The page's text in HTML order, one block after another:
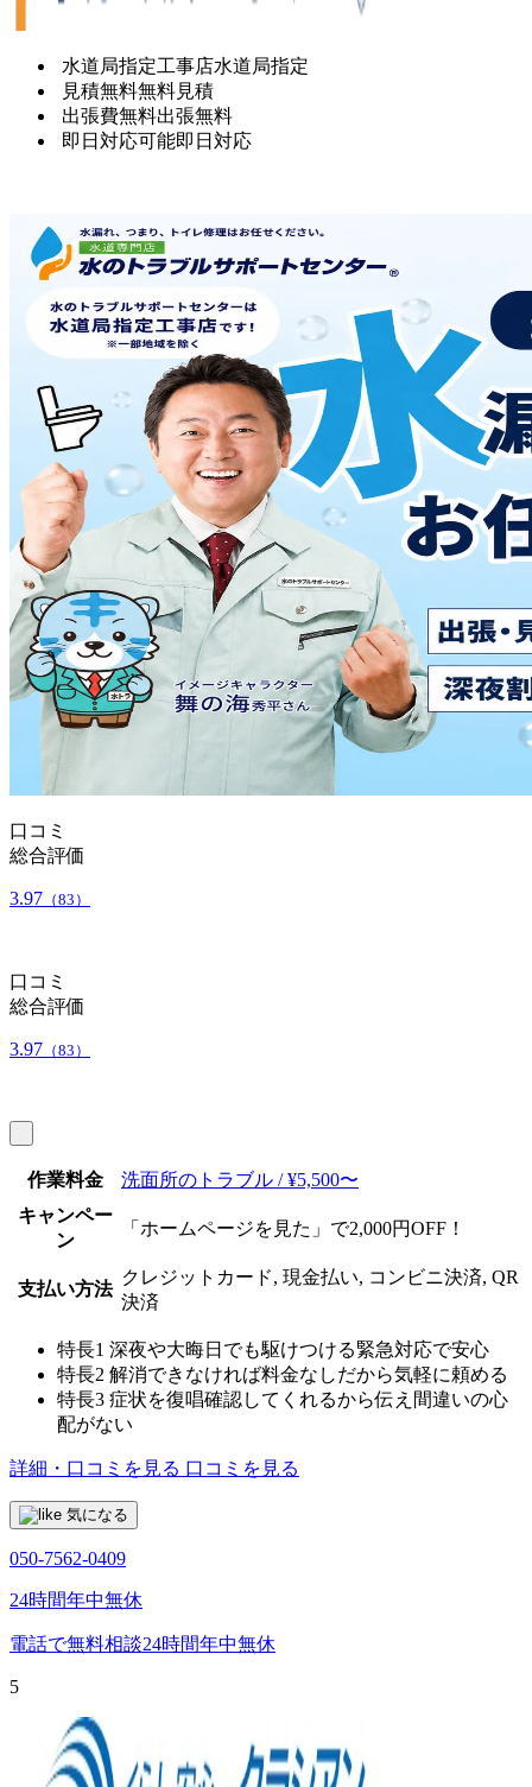
水道局指定工事店水道局指定
見積無料無料見積
出張費無料出張無料
即日対応可能即日対応
口コミ
総合評価
3.97 （83）
口コミ
総合評価
3.97 （83）
作業料金
洗面所のトラブル / ¥5,500〜
キャンペー
ン
「ホームページを見た」で2,000円OFF！
支払い方法
クレジットカード, 現金払い, コンビニ決済, QR
決済
特長1 深夜や大晦日でも駆けつける緊急対応で安心
特長2 解消できなければ料金なしだから気軽に頼める
特長3 症状を復唱確認してくれるから伝え間違いの心
配がない
詳細・口コミを見る 口コミを見る
気になる
050-7562-0409
24時間年中無休
電話で無料相談24時間年中無休
5